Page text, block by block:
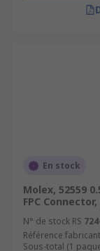
En stock
Molex, 52559
FPC
N° de stock RS
Référence fabricant
Sous-total (1